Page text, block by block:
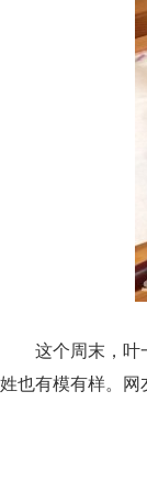
这个周末，叶
姓也有模有样。网